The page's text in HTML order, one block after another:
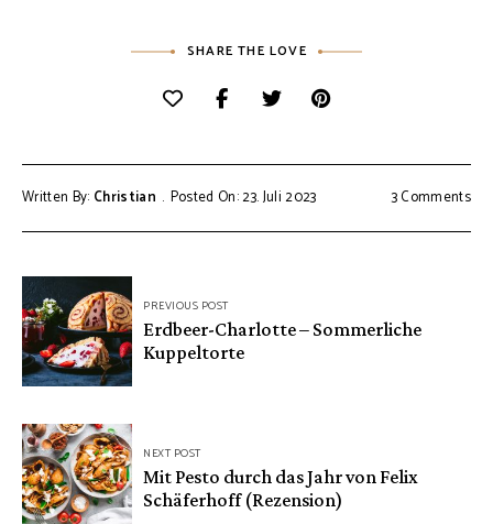
SHARE THE LOVE
Written By: Christian Posted On: 23. Juli 2023 3 Comments
Beitragsnavigation
PREVIOUS POST
Erdbeer-Charlotte – Sommerliche
Kuppeltorte
NEXT POST
Mit Pesto durch das Jahr von Felix
Schäferhoff (Rezension)